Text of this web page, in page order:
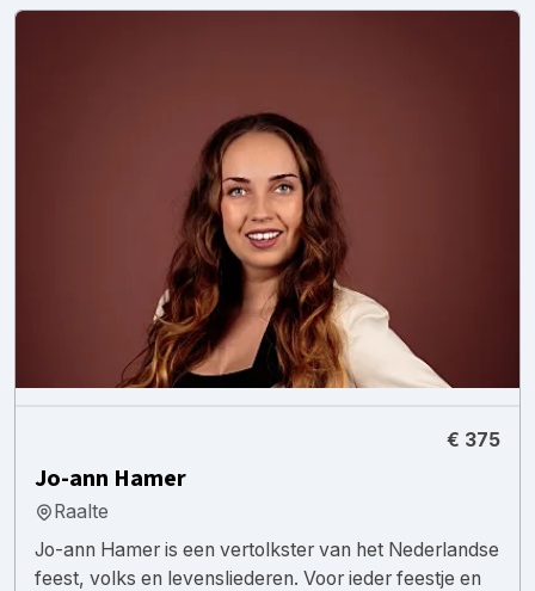
€ 375
Jo-ann Hamer
Raalte
Jo-ann Hamer is een vertolkster van het Nederlandse
feest, volks en levensliederen. Voor ieder feestje en